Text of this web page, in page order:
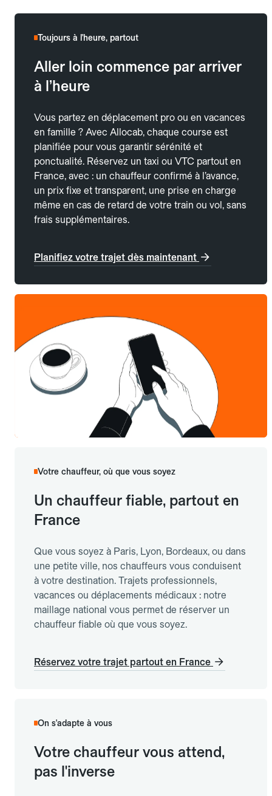
Toujours à l'heure, partout
Aller loin commence par arriver
à l’heure
Vous partez en déplacement pro ou en vacances
en famille ? Avec Allocab, chaque course est
planifiée pour vous garantir sérénité et
ponctualité. Réservez un taxi ou VTC partout en
France, avec : un chauffeur confirmé à l’avance,
un prix fixe et transparent, une prise en charge
même en cas de retard de votre train ou vol, sans
frais supplémentaires.
Planifiez votre trajet dès maintenant
Votre chauffeur, où que vous soyez
Un chauffeur fiable, partout en
France
Que vous soyez à Paris, Lyon, Bordeaux, ou dans
une petite ville, nos chauffeurs vous conduisent
à votre destination. Trajets professionnels,
vacances ou déplacements médicaux : notre
maillage national vous permet de réserver un
chauffeur fiable où que vous soyez.
Réservez votre trajet partout en France
On s'adapte à vous
Votre chauffeur vous attend,
pas l'inverse